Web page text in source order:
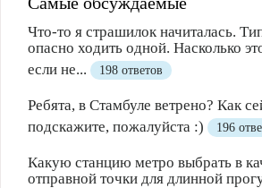
Что-то я страшилок начиталась.
опасно ходить одной. Насколько
если не...
198 ответов
Ребята, в Стамбуле ветрено? Как
подскажите, пожалуйста :)
196
Какую станцию метро выбрать в
отправной точки для длинной